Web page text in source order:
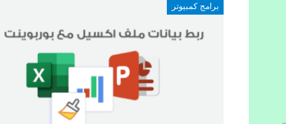
برامج كمبيوتر